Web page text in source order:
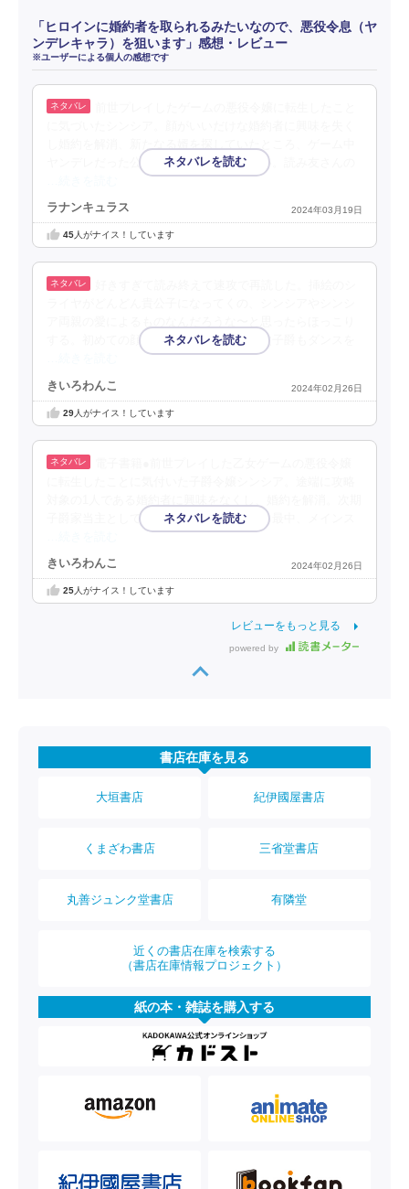
「ヒロインに婚約者を取られるみたいなので、悪役令息（ヤ
ンデレキャラ）を狙います」感想・レビュー
※ユーザーによる個人の感想です
ヤンデレだった公爵令息シライヤと出会い。読み友さんの
ラナンキュラス 2024年03月19日
45人がナイス！しています
する。初めての顔合わせで乗馬を教える父子爵もダンスを
きいろわんこ 2024年02月26日
29人がナイス！しています
子爵家当主として改めて婿探しをしている最中、メインス
きいろわんこ 2024年02月26日
25人がナイス！しています
レビューをもっと見る
powered by
書店在庫を見る
大垣書店 紀伊國屋書店
くまざわ書店 三省堂書店
丸善ジュンク堂書店 有隣堂
近くの書店在庫を検索する
（書店在庫情報プロジェクト）
紙の本・雑誌を購入する